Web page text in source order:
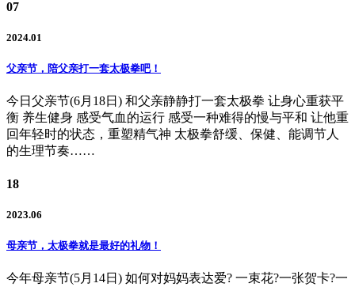
07
2024.01
父亲节，陪父亲打一套太极拳吧！
今日父亲节(6月18日) 和父亲静静打一套太极拳 让身心重获平
衡 养生健身 感受气血的运行 感受一种难得的慢与平和 让他重
回年轻时的状态，重塑精气神 太极拳舒缓、保健、能调节人
的生理节奏……
18
2023.06
母亲节，太极拳就是最好的礼物！
今年母亲节(5月14日) 如何对妈妈表达爱? 一束花?一张贺卡?一